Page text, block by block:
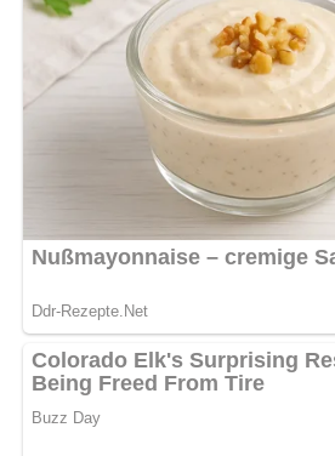
Pfefferminzblättchen bestreuen.
Die Gazpacho kalt servieren,
Eiswürfeln.
Zubereitungszeit
Vorbereitungszeit:
20
Kühlzeit:
30
Gesamtzeit:
Benötigte